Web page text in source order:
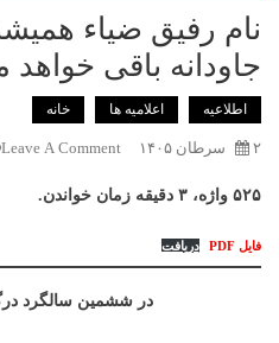
نام رفیق ضیاء
جاودانه باقی خواهد
اطلاعیه اعلامیه ها خانه
۲ سرطان ۱۴۰۵ Leave A Comment
۵۲۵ واژه، ۳ دقیقه زمان خواندن.
فایل PDF دریافت
در ششمین سالگرد